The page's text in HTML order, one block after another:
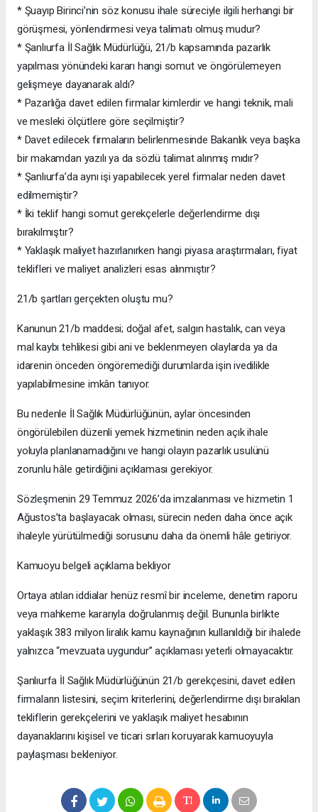
* Şuayıp Birinci’nin söz konusu ihale süreciyle ilgili herhangi bir
görüşmesi, yönlendirmesi veya talimatı olmuş mudur?
* Şanlıurfa İl Sağlık Müdürlüğü, 21/b kapsamında pazarlık
yapılması yönündeki kararı hangi somut ve öngörülemeyen
gelişmeye dayanarak aldı?
* Pazarlığa davet edilen firmalar kimlerdir ve hangi teknik, mali
ve mesleki ölçütlere göre seçilmiştir?
* Davet edilecek firmaların belirlenmesinde Bakanlık veya başka
bir makamdan yazılı ya da sözlü talimat alınmış mıdır?
* Şanlıurfa’da aynı işi yapabilecek yerel firmalar neden davet
edilmemiştir?
* İki teklif hangi somut gerekçelerle değerlendirme dışı
bırakılmıştır?
* Yaklaşık maliyet hazırlanırken hangi piyasa araştırmaları, fiyat
teklifleri ve maliyet analizleri esas alınmıştır?
21/b şartları gerçekten oluştu mu?
Kanunun 21/b maddesi; doğal afet, salgın hastalık, can veya
mal kaybı tehlikesi gibi ani ve beklenmeyen olaylarda ya da
idarenin önceden öngöremediği durumlarda işin ivedilikle
yapılabilmesine imkân tanıyor.
Bu nedenle İl Sağlık Müdürlüğünün, aylar öncesinden
öngörülebilen düzenli yemek hizmetinin neden açık ihale
yoluyla planlanamadığını ve hangi olayın pazarlık usulünü
zorunlu hâle getirdiğini açıklaması gerekiyor.
Sözleşmenin 29 Temmuz 2026’da imzalanması ve hizmetin 1
Ağustos’ta başlayacak olması, sürecin neden daha önce açık
ihaleyle yürütülmediği sorusunu daha da önemli hâle getiriyor.
Kamuoyu belgeli açıklama bekliyor
Ortaya atılan iddialar henüz resmî bir inceleme, denetim raporu
veya mahkeme kararıyla doğrulanmış değil. Bununla birlikte
yaklaşık 383 milyon liralık kamu kaynağının kullanıldığı bir ihalede
yalnızca “mevzuata uygundur” açıklaması yeterli olmayacaktır.
Şanlıurfa İl Sağlık Müdürlüğünün 21/b gerekçesini, davet edilen
firmaların listesini, seçim kriterlerini, değerlendirme dışı bırakılan
tekliflerin gerekçelerini ve yaklaşık maliyet hesabının
dayanaklarını kişisel ve ticari sırları koruyarak kamuoyuyla
paylaşması bekleniyor.